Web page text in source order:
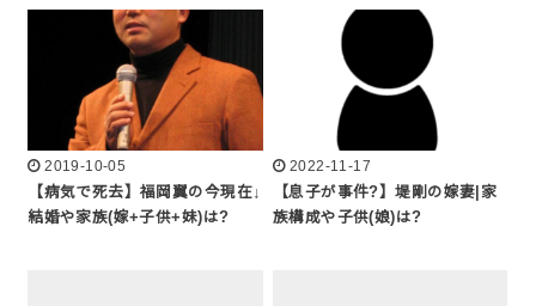
2019-10-05
【病気で死去】福岡翼の今現在↓
結婚や家族(嫁+子供+妹)は?
2022-11-17
【息子が事件?】堤剛の嫁妻|家
族構成や子供(娘)は?